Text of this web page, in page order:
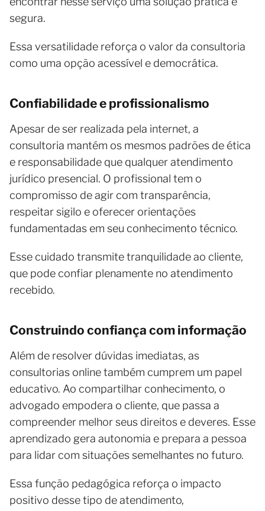
segura.
Essa versatilidade reforça o valor da consultoria
como uma opção acessível e democrática.
Confiabilidade e profissionalismo
Apesar de ser realizada pela internet, a
consultoria mantém os mesmos padrões de ética
e responsabilidade que qualquer atendimento
jurídico presencial. O profissional tem o
compromisso de agir com transparência,
respeitar sigilo e oferecer orientações
fundamentadas em seu conhecimento técnico.
Esse cuidado transmite tranquilidade ao cliente,
que pode confiar plenamente no atendimento
recebido.
Construindo confiança com informação
Além de resolver dúvidas imediatas, as
consultorias online também cumprem um papel
educativo. Ao compartilhar conhecimento, o
advogado empodera o cliente, que passa a
compreender melhor seus direitos e deveres. Esse
aprendizado gera autonomia e prepara a pessoa
para lidar com situações semelhantes no futuro.
Essa função pedagógica reforça o impacto
positivo desse tipo de atendimento,